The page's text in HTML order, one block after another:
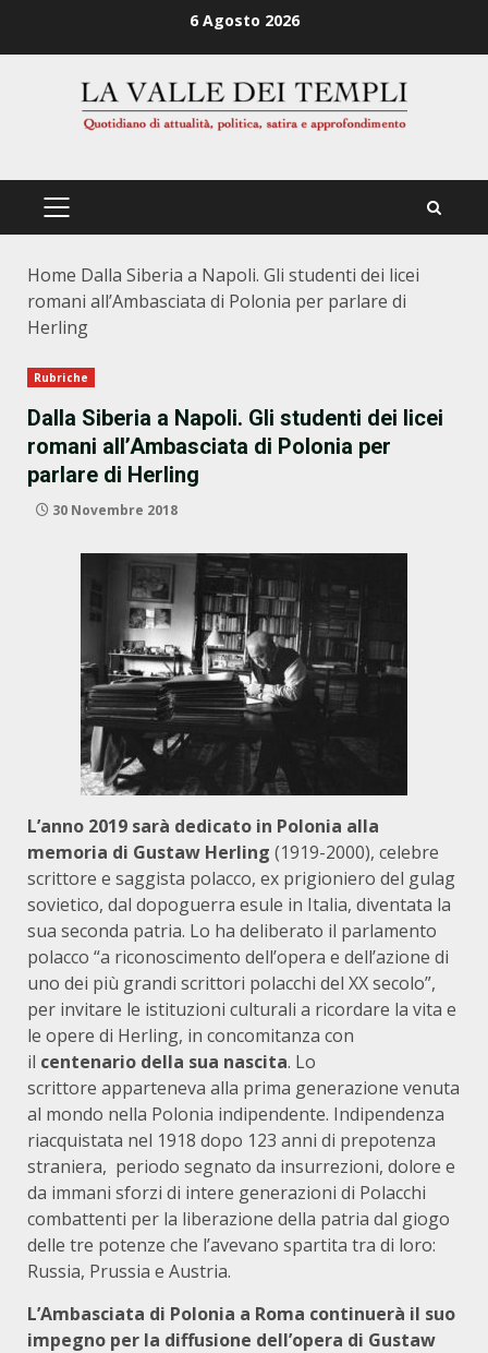
6 Agosto 2026
PRIMÄRES
Home Dalla Siberia a Napoli. Gli studenti dei licei
romani all’Ambasciata di Polonia per parlare di
Herling
Rubriche
Dalla Siberia a Napoli. Gli studenti dei licei
romani all’Ambasciata di Polonia per
parlare di Herling
30 Novembre 2018
L’anno 2019 sarà dedicato in Polonia alla
memoria di Gustaw Herling (1919-2000), celebre
scrittore e saggista polacco, ex prigioniero del gulag
sovietico, dal dopoguerra esule in Italia, diventata la
sua seconda patria. Lo ha deliberato il parlamento
polacco “a riconoscimento dell’opera e dell’azione di
uno dei più grandi scrittori polacchi del XX secolo”,
per invitare le istituzioni culturali a ricordare la vita e
le opere di Herling, in concomitanza con
il centenario della sua nascita. Lo
scrittore apparteneva alla prima generazione venuta
al mondo nella Polonia indipendente. Indipendenza
riacquistata nel 1918 dopo 123 anni di prepotenza
straniera, periodo segnato da insurrezioni, dolore e
da immani sforzi di intere generazioni di Polacchi
combattenti per la liberazione della patria dal giogo
delle tre potenze che l’avevano spartita tra di loro:
Russia, Prussia e Austria.
L’Ambasciata di Polonia a Roma continuerà il suo
impegno per la diffusione dell’opera di Gustaw